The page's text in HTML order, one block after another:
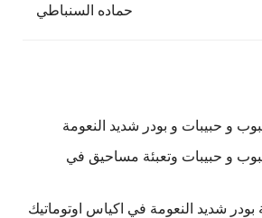
حماده السنباطي
حبوب و حبيبات وتعبئة مساحيق في